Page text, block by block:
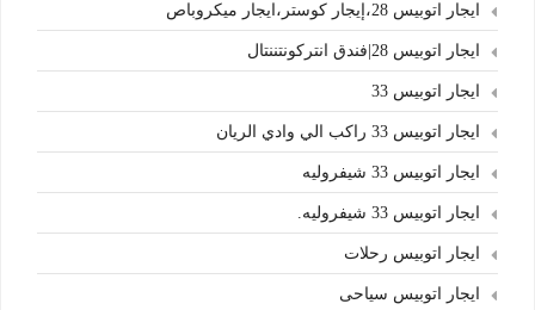
ايجار اتوبيس 28،إيجار كوستر،ايجار ميكروباص
ايجار اتوبيس 28|فندق انتركونتننتال
ايجار اتوبيس 33
ايجار اتوبيس 33 راكب الي وادي الريان
ايجار اتوبيس 33 شيفروليه
ايجار اتوبيس 33 شيفروليه.
ايجار اتوبيس رحلات
ايجار اتوبيس سياحى